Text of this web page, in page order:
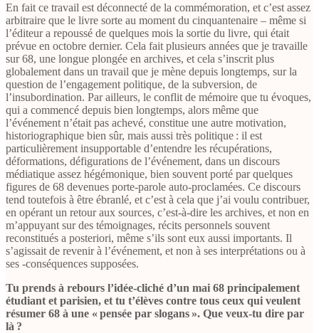
En fait ce travail est déconnecté de la commémoration, et c’est assez
arbitraire que le livre sorte au moment du cinquantenaire – même si
l’éditeur a repoussé de quelques mois la sortie du livre, qui était
prévue en octobre dernier. Cela fait plusieurs années que je travaille
sur 68, une longue plongée en archives, et cela s’inscrit plus
globalement dans un travail que je mène depuis longtemps, sur la
question de l’engagement politique, de la subversion, de
l’insubordination. Par ailleurs, le conflit de mémoire que tu évoques,
qui a commencé depuis bien longtemps, alors même que
l’événement n’était pas achevé, constitue une autre motivation,
historiographique bien sûr, mais aussi très politique : il est
particulièrement insupportable d’entendre les récupérations,
déformations, défigurations de l’événement, dans un discours
médiatique assez hégémonique, bien souvent porté par quelques
figures de 68 devenues porte-parole auto-proclamées. Ce discours
tend toutefois à être ébranlé, et c’est à cela que j’ai voulu contribuer,
en opérant un retour aux sources, c’est-à-dire les archives, et non en
m’appuyant sur des témoignages, récits personnels souvent
reconstitués a posteriori, même s’ils sont eux aussi importants. Il
s’agissait de revenir à l’événement, et non à ses interprétations ou à
ses -conséquences supposées.
Tu prends à rebours l’idée-cliché d’un mai 68 principalement
étudiant et parisien, et tu t’élèves contre tous ceux qui veulent
résumer 68 à une « pensée par slogans ». Que veux-tu dire par
là ?